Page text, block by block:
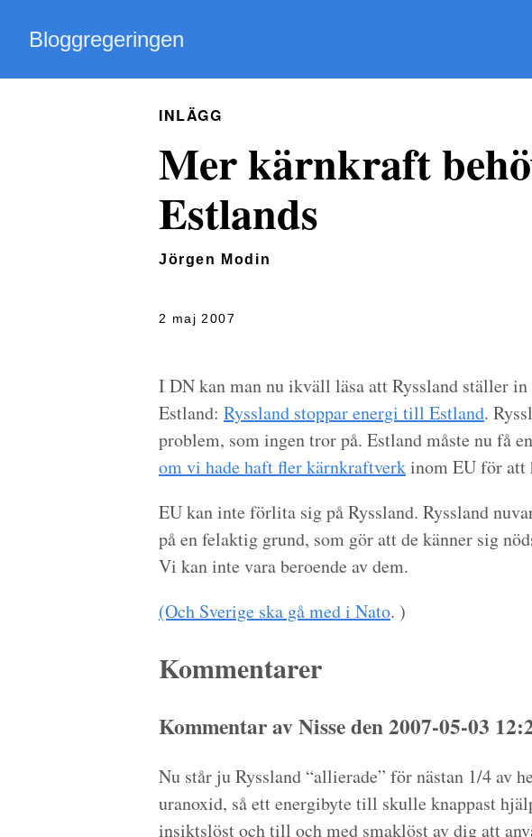
Bloggregeringen
INLÄGG
Mer kärnkraft
Estlands
Jörgen Modin
2 maj 2007
I DN kan man nu ikväll läsa att Ryssland ställer
Estland: Ryssland stoppar energi till Estland.
problem, som ingen tror på. Estland måste nu få
om vi hade haft fler kärnkraftverkinom EU för att
EU kan inte förlita sig på Ryssland. Ryssland
på en felaktig grund, som gör att de känner sig
Vi kan inte vara beroende av dem.
(Och Sverige ska gå med i Nato. )
Kommentarer
Kommentar av Nisse den 2007-05-03
Nu står ju Ryssland “allierade” för nästan 1/4 av
uranoxid, så ett energibyte till skulle knappast
insiktslöst och till och med smaklöst av dig att